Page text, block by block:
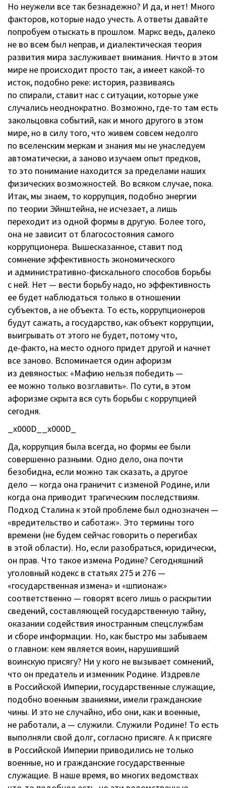
Но неужели все так безнадежно? И да, и нет! Много
факторов, которые надо учесть. А ответы давайте
попробуем отыскать в прошлом. Маркс ведь, далеко
не во всем был неправ, и диалектическая теория
развития мира заслуживает внимания. Ничто в этом
мире не происходит просто так, а имеет какой-то
исток, подобно реке: история, развиваясь
по спирали, ставит нас с ситуации, которые уже
случались неоднократно. Возможно, где-то там есть
закольцовка событий, как и много другого в этом
мире, но в силу того, что живем совсем недолго
по вселенским меркам и знания мы не унаследуем
автоматически, а заново изучаем опыт предков,
то это понимание находится за пределами наших
физических возможностей. Во всяком случае, пока.
Итак, мы знаем, то коррупция, подобно энергии
по теории Эйнштейна, не исчезает, а лишь
переходит из одной формы в другую. Более того,
она не зависит от благосостояния самого
коррупционера. Вышесказанное, ставит под
сомнение эффективность экономического
и административно-фискального способов борьбы
с ней. Нет — вести борьбу надо, но эффективность
ее будет наблюдаться только в отношении
субъектов, а не объекта. То есть, коррупционеров
будут сажать, а государство, как объект коррупции,
выигрывать от этого не будет, потому что,
де-факто, на место одного придет другой и начнет
все заново. Вспоминается один афоризм
из девяностых: «Мафию нельзя победить —
ее можно только возглавить». По сути, в этом
афоризме скрыта вся суть борьбы с коррупцией
сегодня.
_x000D__x000D_
Да, коррупция была всегда, но формы ее были
совершенно разными. Одно дело, она почти
безобидна, если можно так сказать, а другое
дело — когда она граничит с изменой Родине, или
когда она приводит трагическим последствиям.
Подход Сталина к этой проблеме был однозначен —
«вредительство и саботаж». Это термины того
времени (не будем сейчас говорить о перегибах
в этой области). Но, если разобраться, юридически,
он прав. Что такое измена Родине? Сегодняшний
уголовный кодекс в статьях 275 и 276 —
«государственная измена» и «шпионаж»
соответственно — говорят всего лишь о раскрытии
сведений, составляющей государственную тайну,
оказании содействия иностранным спецслужбам
и сборе информации. Но, как быстро мы забываем
о главном: кем является воин, нарушивший
воинскую присягу? Ни у кого не вызывает сомнений,
что он предатель и изменник Родине. Издревле
в Российской Империи, государственные служащие,
подобно военным званиями, имели гражданские
чины. И это не случайно, ибо они, как и военные,
не работали, а — служили. Служили Родине! То есть
выполняли свой долг, согласно присяге. А к присяге
в Российской Империи приводились не только
военные, но и гражданские государственные
служащие. В наше время, во многих ведомствах